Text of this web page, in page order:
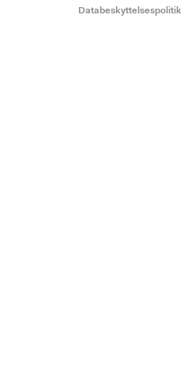
Databeskyttelsespolitik